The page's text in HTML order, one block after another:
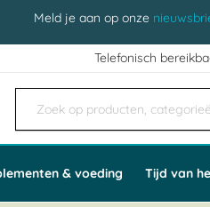
Meld je aan op onze
Telefonisch
& voeding Tijd van